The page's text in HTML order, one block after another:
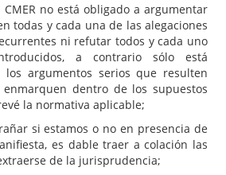
no está obligado a argumentar
todas y cada una de las alegaciones
ni refutar todos y cada uno
a contrario sólo está
argumentos serios que resulten
dentro de los supuestos
la normativa aplicable;
si estamos o no en presencia de
es dable traer a colación las
de la jurisprudencia;